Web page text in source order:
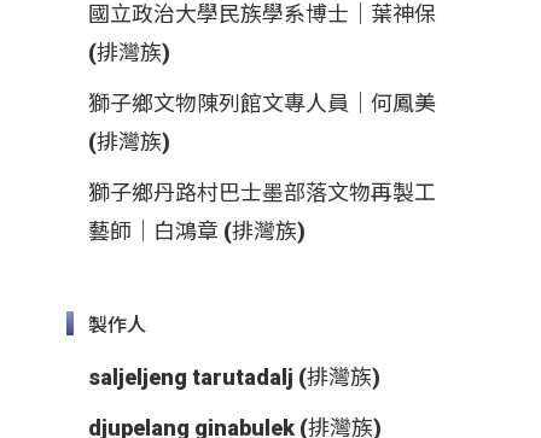
國立政治大學民族學系博士｜葉神保
(排灣族)
獅子鄉文物陳列館文專人員｜何鳳美
(排灣族)
獅子鄉丹路村巴士墨部落文物再製工
藝師｜白鴻章 (排灣族)
製作人
saljeljeng tarutadalj (排灣族)
djupelang ginabulek (排灣族)